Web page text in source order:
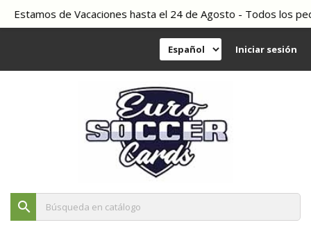
Estamos de Vacaciones hasta el 24 de Agosto - Todos los
Iniciar sesión
search